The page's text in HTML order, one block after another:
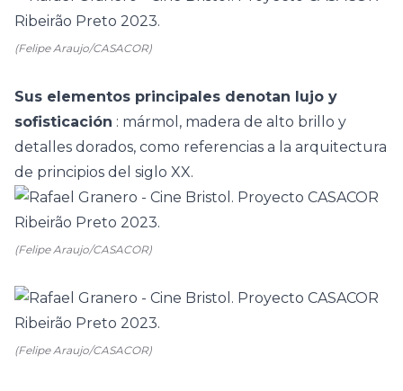
(Felipe Araujo/CASACOR)
Sus elementos principales denotan lujo y
sofisticación : mármol, madera de alto brillo y
detalles dorados, como referencias a la arquitectura
de principios del siglo XX.
(Felipe Araujo/CASACOR)
(Felipe Araujo/CASACOR)